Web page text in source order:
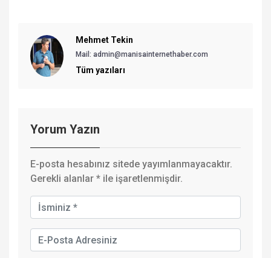
Mehmet Tekin
Mail: admin@manisainternethaber.com
Tüm yazıları
Yorum Yazın
E-posta hesabınız sitede yayımlanmayacaktır.
Gerekli alanlar * ile işaretlenmişdir.